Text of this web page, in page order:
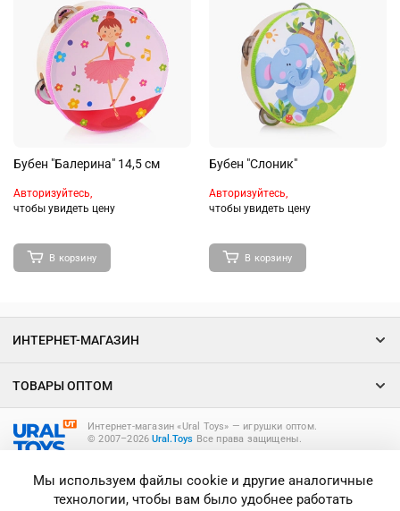
Бубен "Балерина" 14,5 см
Авторизуйтесь,
чтобы увидеть цену
В корзину
Бубен "Слоник"
Авторизуйтесь,
чтобы увидеть цену
В корзину
Интернет-магазин «Ural Toys» ― игрушки оптом.
© 2007–2026Ural.Toys Все права защищены.
ИНТЕРНЕТ-МАГАЗИН
ТОВАРЫ ОПТОМ
Мы используем файлы cookie и другие аналогичные
технологии, чтобы вам было удобнее работать